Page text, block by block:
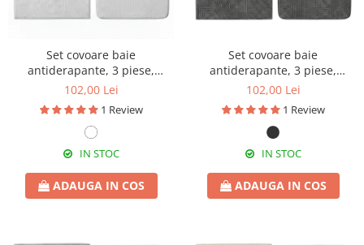
Set covoare baie
antiderapante, 3 piese,
design minimalist cu acolade
102,00 Lei
1 Review
IN STOC
ADAUGA IN COS
Set covoare baie
antiderapante, 3 piese,
design modern cu acolade
102,00 Lei
1 Review
IN STOC
ADAUGA IN COS